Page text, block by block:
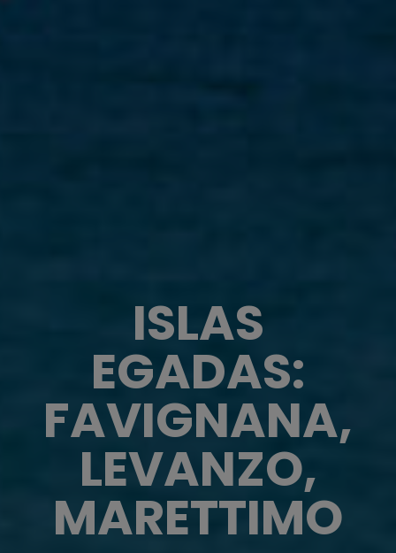
ISLAS
EGADAS:
FAVIGNANA,
LEVANZO,
MARETTIMO